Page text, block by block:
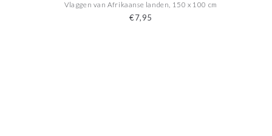
Vlaggen van Afrikaanse landen, 150 x 100 cm
€7,95